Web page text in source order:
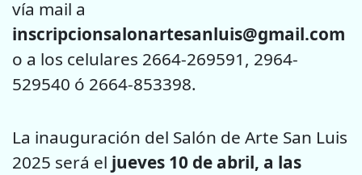
vía mail a
inscripcionsalonartesanluis@gmail.com
o a los celulares 2664-269591, 2964-
529540 ó 2664-853398.
La inauguración del Salón de Arte San Luis
2025 será el jueves 10 de abril, a las